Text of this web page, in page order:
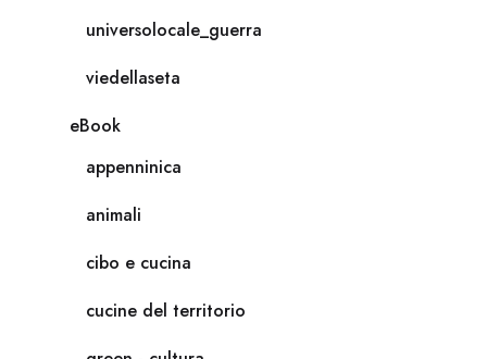
universolocale_guerra
viedellaseta
eBook
appenninica
animali
cibo e cucina
cucine del territorio